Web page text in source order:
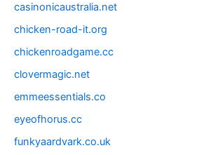
casinonicaustralia.net
chicken-road-it.org
chickenroadgame.cc
clovermagic.net
emmeessentials.co
eyeofhorus.cc
funkyaardvark.co.uk